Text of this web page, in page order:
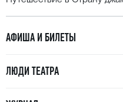
АФИША И БИЛЕТЫ
ЛЮДИ ТЕАТРА